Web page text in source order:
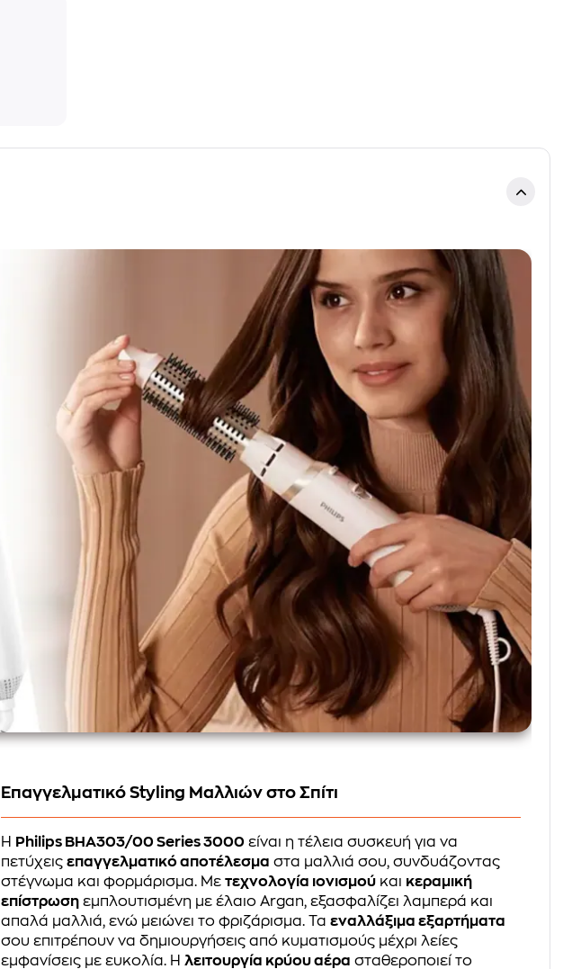
Επαγγελματικό Styling Μαλλιών στο Σπίτι
Η Philips BHA303/00 Series 3000 είναι η τέλεια συσκευή για να
πετύχειςεπαγγελματικό αποτέλεσμα στα μαλλιά σου, συνδυάζοντας
στέγνωμα και φορμάρισμα. Μετεχνολογία ιονισμού και κεραμική
επίστρωση εμπλουτισμένη με έλαιο Argan, εξασφαλίζει λαμπερά και
απαλά μαλλιά, ενώ μειώνει το φριζάρισμα. Ταεναλλάξιμα εξαρτήματα
σου επιτρέπουν να δημιουργήσεις από κυματισμούς μέχρι λείες
εμφανίσεις με ευκολία. Η λειτουργία κρύου αέρα σταθεροποιεί το